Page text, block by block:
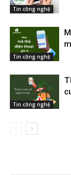
Tin công nghệ
Tin công nghệ
Tin công nghệ